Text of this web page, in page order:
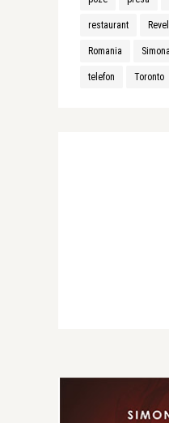
restaurant
Romania
telefon Toronto